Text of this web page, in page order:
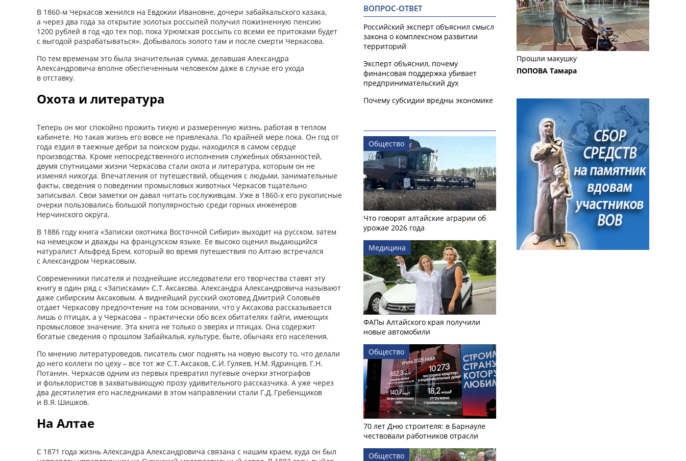
В 1860-м Черкасов женился на Евдокии Ивановне, дочери забайкальского казака,
а через два года за открытие золотых россыпей получил пожизненную пенсию
1200 руб­лей в год «до тех пор, пока Урюмская россыпь со всеми ее притоками будет
с выгодой разрабатываться». Добывалось золото там и после смерти Черкасова.
По тем временам это была значительная сумма, делавшая Александра
Александровича вполне обеспеченным человеком даже в случае его ухода
в отставку.
Охота и литература
Теперь он мог спокойно прожить тихую и размеренную жизнь, работая в теплом
кабинете. Но такая жизнь его вовсе не привлекала. По крайней мере пока. Он год от
года ездил в таежные дебри за поиском руды, находился в самом сердце
производства. Кроме непосредственного исполнения служебных обязанностей,
двумя спутницами жизни Черкасова стали охота и литература, которым он не
изменял никогда. Впечатления от путешествий, общения с людьми, занимательные
факты, сведения о поведении промысловых животных Черкасов тщательно
записывал. Свои заметки он давал читать сослуживцам. Уже в 1860‑х его рукописные
очерки пользовались большой популярностью среди горных инженеров
Нерчинского округа.
В 1886 году книга «Записки охотника Восточной Сибири» выходит на русском, затем
на немецком и дважды на французском языке. Ее высоко оценил выдающийся
натуралист Альфред Брем, который во время путешествия по Алтаю встречался
с Александром Черкасовым.
Современники писателя и позднейшие исследователи его творчества ставят эту
книгу в один ряд с «Записками» С.Т. Аксакова. Александра Александровича называют
даже сибирским Аксаковым. А виднейший русский охотовед Дмитрий Соловьёв
отдает Черкасову предпочтение на том основании, что у Аксакова рассказывается
лишь о птицах, а у Черкасова – практически обо всех обитателях тайги, имеющих
промысловое значение. Эта книга не только о зверях и птицах. Она содержит
богатые сведения о прошлом Забайкалья, культуре, быте, обычаях его населения.
По мнению литературоведов, писатель смог поднять на новую высоту то, что делали
до него коллеги по цеху – все тот же С.Т. Аксаков, С.И. Гуляев, Н.М. Ядринцев, Г.Н.
Потанин. Черкасов одним из первых превратил путевые очерки этнографов
и фольклористов в захватывающую прозу удивительного рассказчика. А уже через
два десятилетия его наследниками в этом направлении стали Г.Д. Гребенщиков
и В.Я. Шишков.
На Алтае
С 1871 года жизнь Александра Александровича связана с нашим краем, куда он был
ВОПРОС-ОТВЕТ
Российский эксперт объяснил смысл
закона о комплексном развитии
территорий
Эксперт объяснил, почему
финансовая поддержка убивает
предпринимательский дух
Почему субсидии вредны экономике
Общество
Что говорят алтайские аграрии об
урожае 2026 года
Медицина
ФАПы Алтайского края получили
новые автомобили
Общество
70 лет Дню строителя: в Барнауле
чествовали работников отрасли
Общество
Прошли макушку
ПОПОВА Тамара